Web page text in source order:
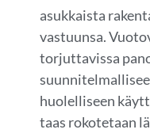
asukkaista
vastuunsa.
torjuttavissa
huolelliseen
taas rokotetaan